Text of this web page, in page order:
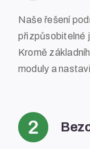
Naše řešení
přizpůsobitelné
Kromě
moduly a